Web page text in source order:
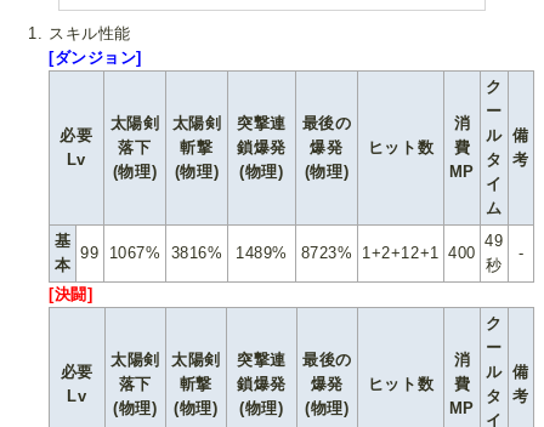
スキル性能
[ダンジョン]
必要
Lv
太陽剣
落下
(物理)
太陽剣
斬撃
(物理)
突撃連
鎖爆発
(物理)
最後の
爆発
(物理)
ヒット数
消
費
MP
ク
ー
ル
タ
イ
ム
備
考
基
本
99 1067% 3816% 1489% 8723% 1+2+12+1 400
49
秒
-
[決闘]
必要
Lv
太陽剣
落下
(物理)
太陽剣
斬撃
(物理)
突撃連
鎖爆発
(物理)
最後の
爆発
(物理)
ヒット数
消
費
MP
ク
ー
ル
タ
イ
備
考